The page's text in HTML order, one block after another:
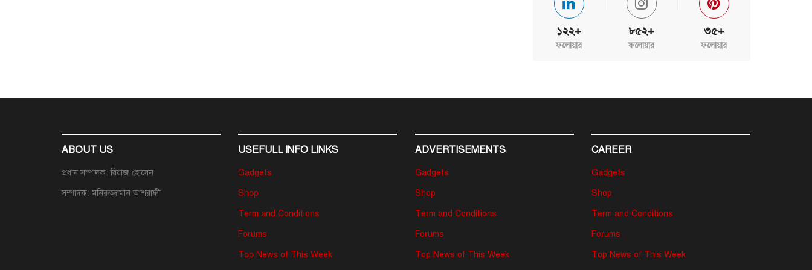
১২২+
ফলোয়ার
৮৫২+
ফলোয়ার
৩৫+
ফলোয়ার
ABOUT US
প্রধান সম্পাদক: রিয়াজ হোসেন
সম্পাদক: মনিরুজ্জামান আশরাফী
USEFULL INFO LINKS
Gadgets
Shop
Term and Conditions
Forums
Top News of This Week
ADVERTISEMENTS
Gadgets
Shop
Term and Conditions
Forums
Top News of This Week
CAREER
Gadgets
Shop
Term and Conditions
Forums
Top News of This Week